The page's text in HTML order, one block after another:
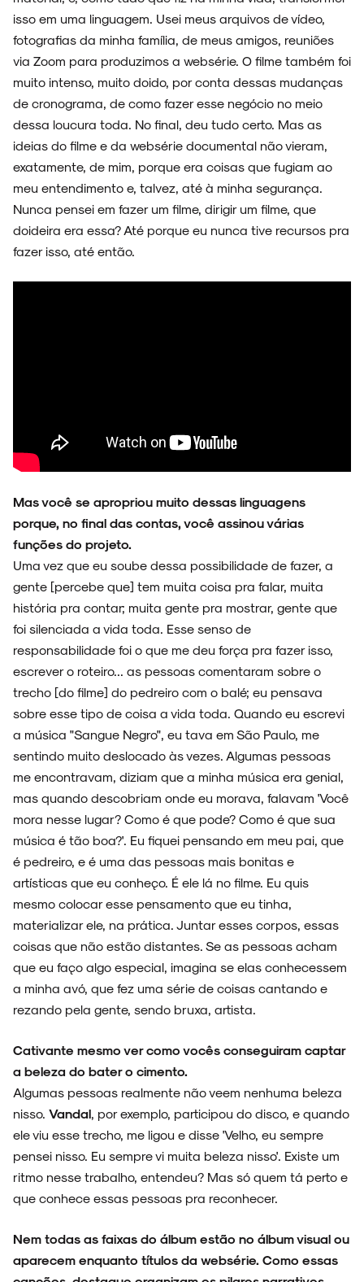
isso em uma linguagem. Usei meus arquivos de vídeo,
fotografias da minha família, de meus amigos, reuniões
via Zoom para produzimos a websérie. O filme também foi
muito intenso, muito doido, por conta dessas mudanças
de cronograma, de como fazer esse negócio no meio
dessa loucura toda. No final, deu tudo certo. Mas as
ideias do filme e da websérie documental não vieram,
exatamente, de mim, porque era coisas que fugiam ao
meu entendimento e, talvez, até à minha segurança.
Nunca pensei em fazer um filme, dirigir um filme, que
doideira era essa? Até porque eu nunca tive recursos pra
fazer isso, até então.
Mas você se apropriou muito dessas linguagens
porque, no final das contas, você assinou várias
funções do projeto.
Uma vez que eu soube dessa possibilidade de fazer, a
gente [percebe que] tem muita coisa pra falar, muita
história pra contar; muita gente pra mostrar, gente que
foi silenciada a vida toda. Esse senso de
responsabilidade foi o que me deu força pra fazer isso,
escrever o roteiro... as pessoas comentaram sobre o
trecho [do filme] do pedreiro com o balé; eu pensava
sobre esse tipo de coisa a vida toda. Quando eu escrevi
a música "Sangue Negro", eu tava em São Paulo, me
sentindo muito deslocado às vezes. Algumas pessoas
me encontravam, diziam que a minha música era genial,
mas quando descobriam onde eu morava, falavam 'Você
mora nesse lugar? Como é que pode? Como é que sua
música é tão boa?'. Eu fiquei pensando em meu pai, que
é pedreiro, e é uma das pessoas mais bonitas e
artísticas que eu conheço. É ele lá no filme. Eu quis
mesmo colocar esse pensamento que eu tinha,
materializar ele, na prática. Juntar esses corpos, essas
coisas que não estão distantes. Se as pessoas acham
que eu faço algo especial, imagina se elas conhecessem
a minha avó, que fez uma série de coisas cantando e
rezando pela gente, sendo bruxa, artista.
Cativante mesmo ver como vocês conseguiram captar
a beleza do bater o cimento.
Algumas pessoas realmente não veem nenhuma beleza
nisso. Vandal , por exemplo, participou do disco, e quando
ele viu esse trecho, me ligou e disse 'Velho, eu sempre
pensei nisso. Eu sempre vi muita beleza nisso'. Existe um
ritmo nesse trabalho, entendeu? Mas só quem tá perto e
que conhece essas pessoas pra reconhecer.
Nem todas as faixas do álbum estão no álbum visual ou
aparecem enquanto títulos da websérie. Como essas